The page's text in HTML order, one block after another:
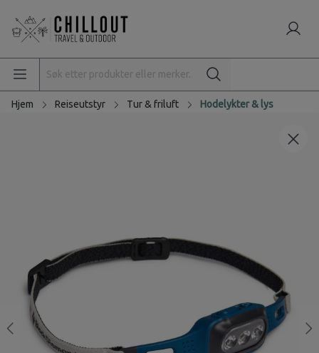
Hjem Reiseutstyr Tur & friluft Hodelykter & lys